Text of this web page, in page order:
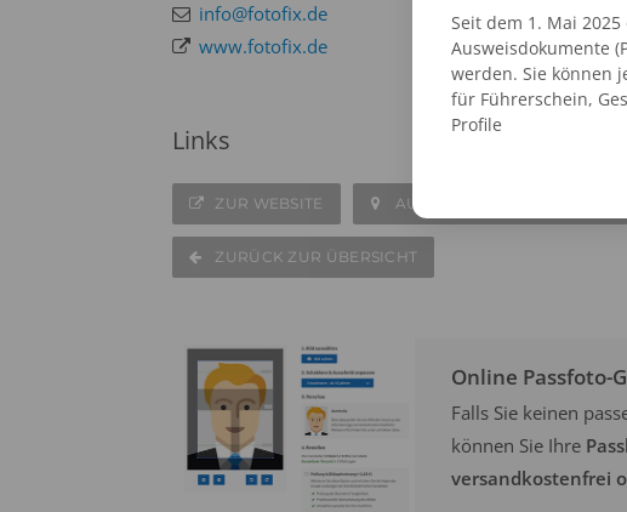
info@fotofix.de
www.fotofix.de
Links
ZUR WEBSITE AUF DER KARTE ANZEIGEN
ZURÜCK ZUR ÜBERSICHT
Online Passfoto-
Falls Sie keinen
können Sie Ihre
versandkostenfrei
Seit dem 1. Mai
Ausweisdokumente
werden. Sie können
für Führerschein,
Profile